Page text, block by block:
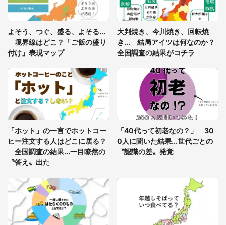
「閉所恐怖症の私は新幹線で大パニック。隣席の青
年に『手を繋いで』とお願いしたら...」 体験談に
8万人感動
7万人驚がく 「お菓子売り場ならまだしも...」「ハ
ードル高い」
あまりにも四角すぎる猫、激写される 「これもう
座布団だろ」「食パンの耳」と1.4万人困惑
よそう、つぐ、盛る、よそる...
境界線はどこ？「ご飯の盛り
付け」表現マップ
大判焼き、今川焼き、回転焼
き... 結局アイツは何なのか？
全国調査の結果がコチラ
「ホット」の一言でホットコー
ヒー注文する人はどこに居る？
全国調査の結果...一目瞭然の
〝答え〟出た
「40代って初老なの？」 30
0人に聞いた結果...世代ごとの
〝認識の差〟発覚